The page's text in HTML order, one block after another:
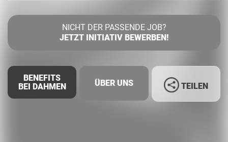
NICHT DER PASSENDE JOB?
JETZT INITIATIV BEWERBEN!
BENEFITS
BEI DAHMEN
ÜBER UNS TEILEN